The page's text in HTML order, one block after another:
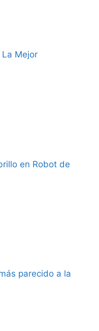
La Mejor
en Robot de
parecido a la